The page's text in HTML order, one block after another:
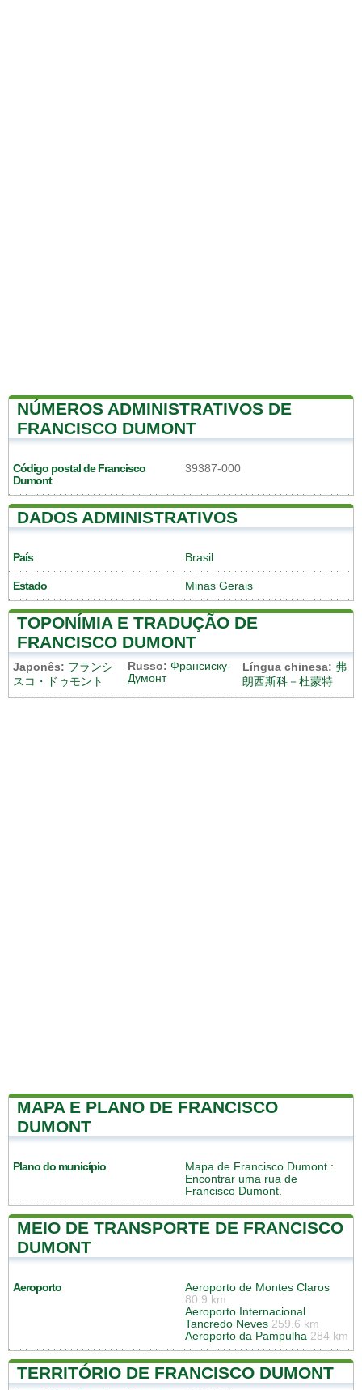
NÚMEROS ADMINISTRATIVOS DE
FRANCISCO DUMONT
Código postal de Francisco
Dumont
39387-000
DADOS ADMINISTRATIVOS
País Brasil
Estado Minas Gerais
TOPONÍMIA E TRADUÇÃO DE
FRANCISCO DUMONT
Japonês: フランシ
スコ・ドゥモント
Russo: Франсиску-
Думонт
Língua chinesa: 弗
朗西斯科－杜蒙特
MAPA E PLANO DE FRANCISCO
DUMONT
Plano do município Mapa de Francisco Dumont :
Encontrar uma rua de
Francisco Dumont.
MEIO DE TRANSPORTE DE FRANCISCO
DUMONT
Aeroporto
Aeroporto de Montes Claros
80.9 km
Aeroporto Internacional
Tancredo Neves 259.6 km
Aeroporto da Pampulha 284 km
TERRITÓRIO DE FRANCISCO DUMONT